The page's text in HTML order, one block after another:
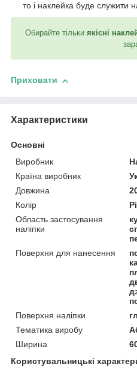
то і наклейка буде служити
Обирайте тільки якісні
Приховати
Характеристики
Основні
Виробник
Країна виробник
Довжина
Колір
Область застосування
наліпки
Поверхня для нанесення
Поверхня наліпки
Тематика виробу
Ширина
Користувальницькі